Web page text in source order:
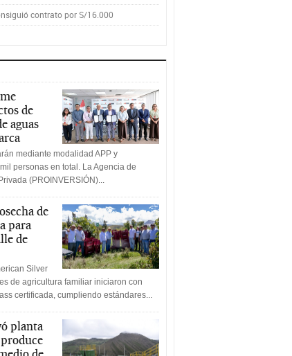
contrato por S/16.000
de
aguas
mediante modalidad APP y
personas en total. La Agencia de
(PROINVERSIÓN)...
de
para
de
Silver
de agricultura familiar iniciaron con
certificada, cumpliendo estándares...
planta